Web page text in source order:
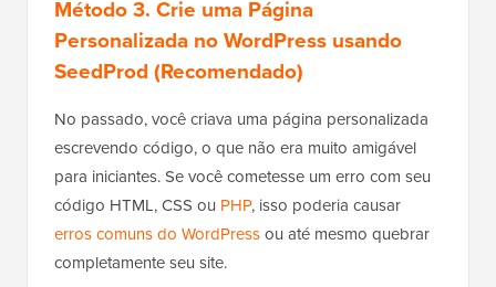
Método 3. Crie uma Página
Personalizada no WordPress usando
SeedProd (Recomendado)
No passado, você criava uma página personalizada
escrevendo código, o que não era muito amigável
para iniciantes. Se você cometesse um erro com seu
código HTML, CSS ou PHP, isso poderia causar
erros comuns do WordPressou até mesmo quebrar
completamente seu site.